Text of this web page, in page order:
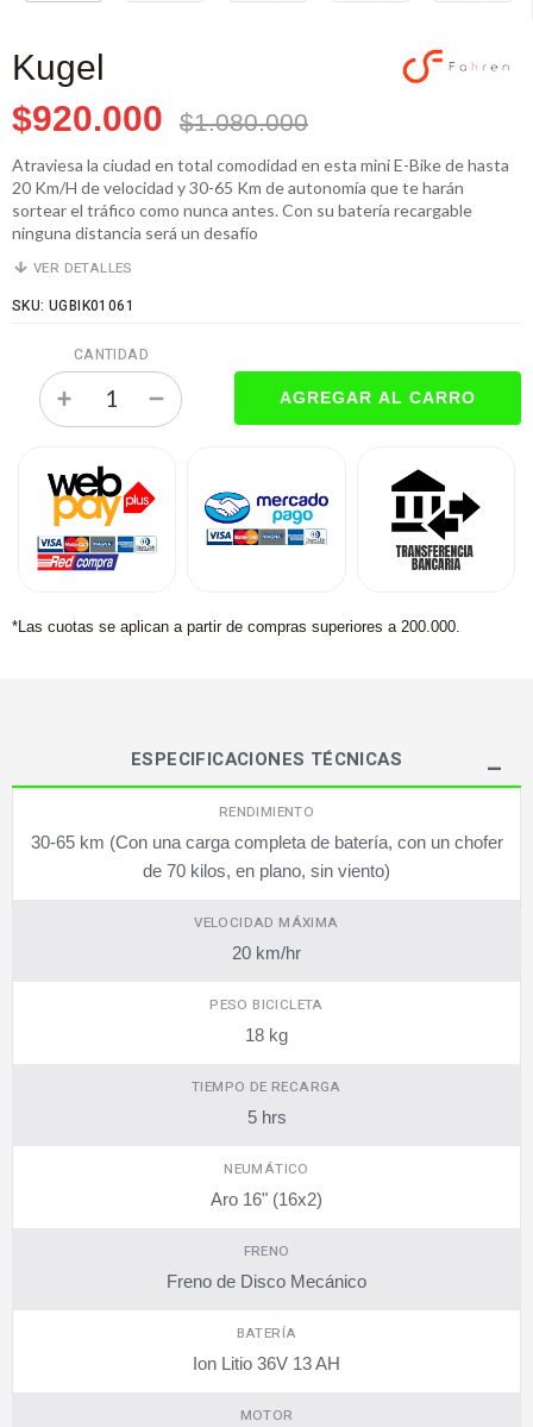
Kugel
$920.000
$1.080.000
Atraviesa la ciudad en total comodidad en esta mini E-Bike de hasta
20 Km/H de velocidad y 30-65 Km de autonomía que te harán
sortear el tráfico como nunca antes. Con su batería recargable
ninguna distancia será un desafío
VER DETALLES
SKU: UGBIK01061
CANTIDAD
*Las cuotas se aplican a partir de compras superiores a 200.000.
ESPECIFICACIONES TÉCNICAS
RENDIMIENTO
30-65 km (Con una carga completa de batería, con un chofer
de 70 kilos, en plano, sin viento)
VELOCIDAD MÁXIMA
20 km/hr
PESO BICICLETA
18 kg
TIEMPO DE RECARGA
5 hrs
NEUMÁTICO
Aro 16" (16x2)
FRENO
Freno de Disco Mecánico
BATERÍA
Ion Litio 36V 13 AH
MOTOR